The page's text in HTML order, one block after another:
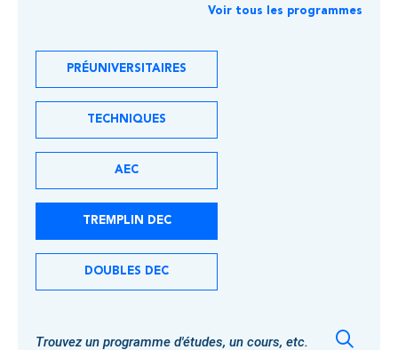
Voir tous les programmes
PRÉUNIVERSITAIRES
TECHNIQUES
AEC
TREMPLIN DEC
DOUBLES DEC